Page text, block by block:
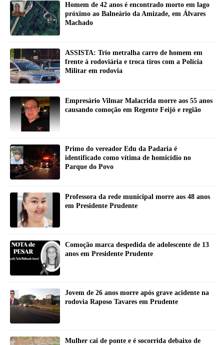
Homem de 42 anos é encontrado morto em lago
próximo ao Balneário da Amizade, em Álvares
Machado
ASSISTA: Trio metralha carro de homem em
frente à rodoviária e troca tiros com a Polícia
Militar em rodovia
Empresário Vilmar Malacrida morre aos 55 anos
causando comoção em Regente Feijó e região
Primo do vereador Edu da Padaria é
identificado como vítima de homicídio no
Parque do Povo
Professora da rede municipal morre aos 48 anos
em Presidente Prudente
Comoção marca despedida de adolescente de 13
anos em Presidente Prudente
Jovem de 26 anos morre após grave acidente na
rodovia Raposo Tavares em Prudente
Mulher cai de ponte e é socorrida debaixo de